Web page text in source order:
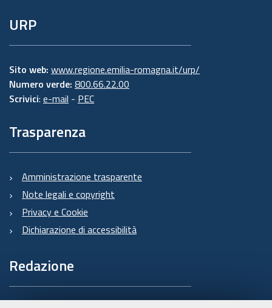
URP
Sito web: www.regione.emilia-romagna.it/urp/
Numero verde: 800.66.22.00
Scrivici: e-mail - PEC
Trasparenza
Amministrazione trasparente
Note legali e copyright
Privacy e Cookie
Dichiarazione di accessibilità
Redazione